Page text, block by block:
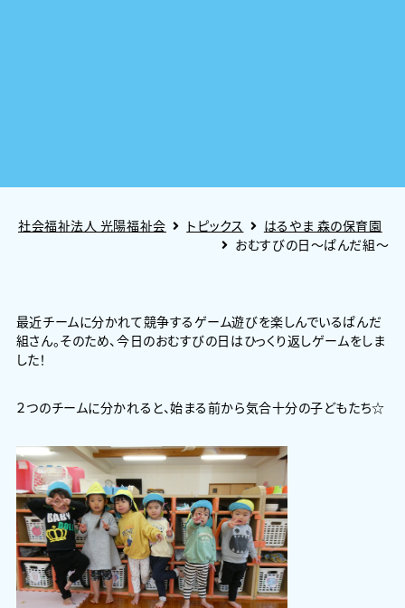
社会福祉法人 光陽福祉会 トピックス
はるやま 森の保育園
おむすびの日～ぱんだ組～
最近チームに分かれて競争するゲーム遊びを楽しんでいるぱんだ
組さん。そのため、今日のおむすびの日はひっくり返しゲームをしま
した！
２つのチームに分かれると、始まる前から気合十分の子どもたち☆